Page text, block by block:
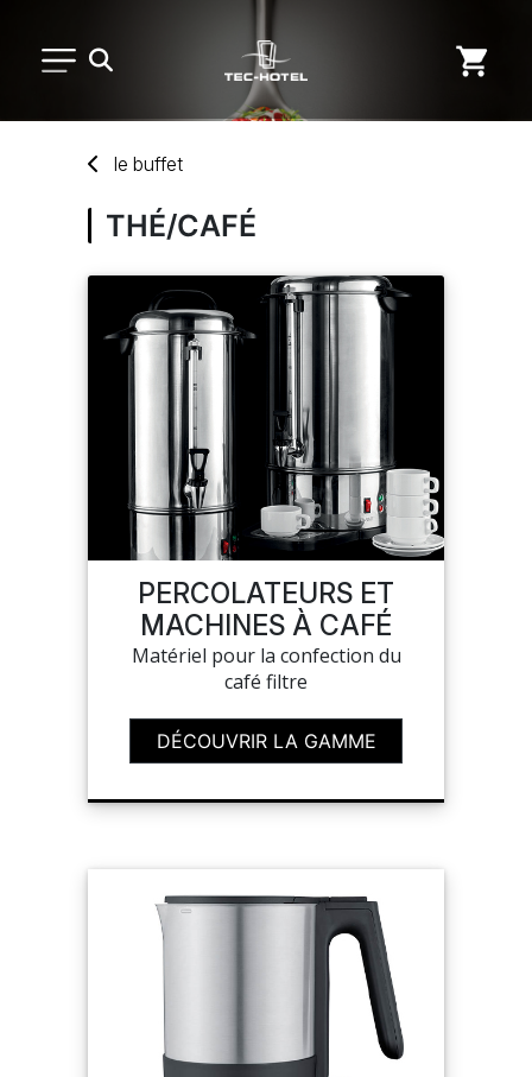
ARTS DE LA TABLE
USAGE UNIQUE
DISTRIBUTION DE REPAS
NOUVEAUTÉS
MON COMPTE
MES LISTES
MA COMMANDE
CHEF'S LIST
le buffet
THÉ/CAFÉ
PERCOLATEURS ET
MACHINES À CAFÉ
Matériel pour la confection du
café filtre
DÉCOUVRIR LA GAMME